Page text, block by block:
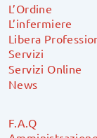
L’Ordine
L’infermiere
Libera
Servizi
Servizi Online
News
F.A.Q